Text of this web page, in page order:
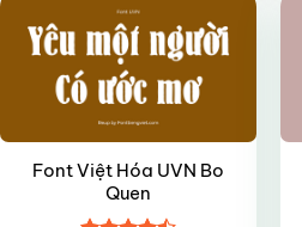
Font Việt Hóa UVN Bo
Quen